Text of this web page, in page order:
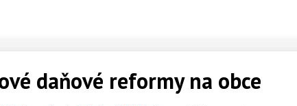
daňové reformy na obce